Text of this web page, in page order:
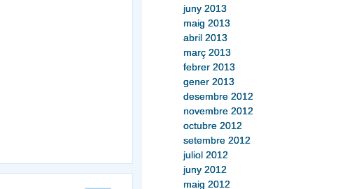
juny 2013
maig 2013
abril 2013
març 2013
febrer 2013
gener 2013
desembre 2012
novembre 2012
octubre 2012
setembre 2012
juliol 2012
juny 2012
maig 2012